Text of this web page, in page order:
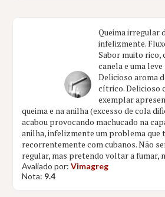
Queima irregular
infelizmente.
Sabor muito rico,
canela e uma
Delicioso aroma
cítrico. Delicioso
exemplar
queima e na anilha (excesso de cola
acabou provocando machucado na
anilha, infelizmente um problema que
recorrentemente com cubanos. Não
regular, mas pretendo voltar a fumar,
Avaliado por:Vimagreg
Nota: 9.4